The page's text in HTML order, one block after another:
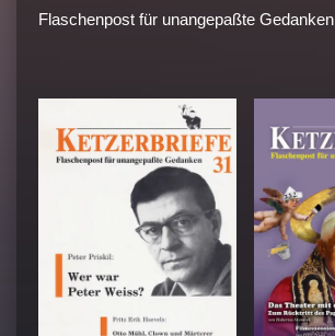
Flaschenpost für unangepaßte Gedanken